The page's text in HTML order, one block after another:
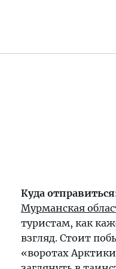
Куда
Мурманская
туристам, как
взгляд. Стоит
«воротах